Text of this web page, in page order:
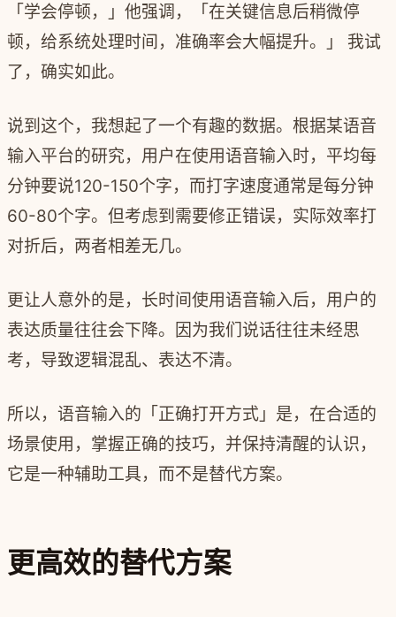
「学会停顿，」他强调，「在关键信息后稍微停
顿，给系统处理时间，准确率会大幅提升。」 我试
了，确实如此。
说到这个，我想起了一个有趣的数据。根据某语音
输入平台的研究，用户在使用语音输入时，平均每
分钟要说120-150个字，而打字速度通常是每分钟
60-80个字。但考虑到需要修正错误，实际效率打
对折后，两者相差无几。
更让人意外的是，长时间使用语音输入后，用户的
表达质量往往会下降。因为我们说话往往未经思
考，导致逻辑混乱、表达不清。
所以，语音输入的「正确打开方式」是，在合适的
场景使用，掌握正确的技巧，并保持清醒的认识，
它是一种辅助工具，而不是替代方案。
更高效的替代方案